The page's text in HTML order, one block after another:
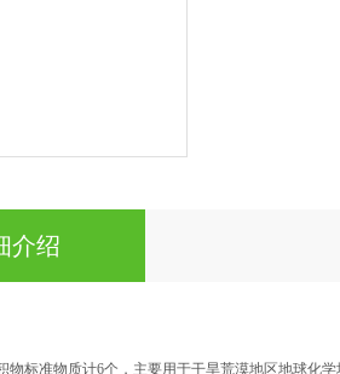
介绍
物标准物质计6个，主要用于干旱荒漠地区地球化